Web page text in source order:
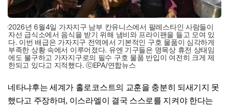
2026년 6월4일 가자지구 남부 칸유니스에서 팔레스타인 사람들이
자선 급식소에서 음식을 받기 위해 냄비와 프라이팬을 들고 모여 있
다. 이번 배급은 가자지구 전역에서 기본적인 구호 물품이 심각하게
부족한 상황 속에서 이루어졌다. 유엔 기구들은 명목상 휴전 상태임
에도 불구하고 가자지구로의 필수 구호 물품 반입이 여전히 크게 제
한되고 있다고 지적했다. ⓒEPA/연합뉴스
네타냐후는 세계가 홀로코스트의 교훈을 충분히 되새기지 못
했다고 주장하며, 이스라엘이 결국 스스로를 지켜야 한다는